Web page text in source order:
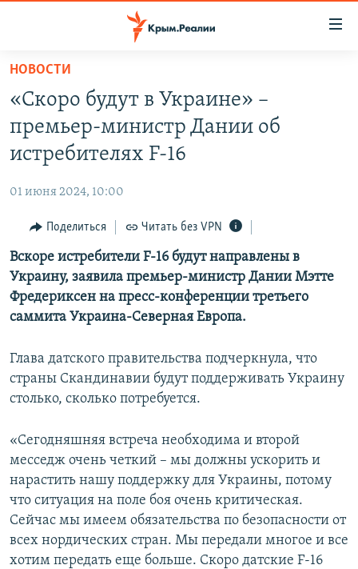
Вернуться
основному
содержанию
Вернутся
главной
Вернутся
поиску
СПЕЦПРОЕКТЫ
ГРУЗ 200
11 ЛЕТ ОККУПАЦИИ КРЫМА. 11 ИСТОРИЙ СОПРОТИВЛЕНИЯ
ВОДА
ЕЩЕ
ИНТЕРАКТИВ
ИНФОГРАФИКА
ТЕЛЕПРОЕКТ КРЫМ.РЕАЛИИ
СОВЕТЫ ПРАВОЗАЩИТНИКОВ
ПОБЕДИТЕЛЕЙ НЕ СУДЯТ?
КРЫМ.НЕПОКОРЕННЫЙ
УКРАИНСКАЯ ПРОБЛЕМА КРЫМА
РАДІО СВОБОДА
КАК ОБОЙТИ БЛОКИРОВКУ
Українською
ПРИСОЕДИНЯЙТЕСЬ!
Все сайты RFE/RL
НОВОСТИ
«Скоро будут в Украине» –
премьер-министр Дании об
истребителях F-16
01 июня 2024, 10:00
Поделиться Читать без VPN
Вскоре истребители F-16 будут направлены в
Украину, заявила премьер-министр Дании Мэтте
Фредериксен на пресс-конференции третьего
саммита Украина-Северная Европа.
Глава датского правительства подчеркнула, что
страны Скандинавии будут поддерживать Украину
столько, сколько потребуется.
«Сегодняшняя встреча необходима и второй
месседж очень четкий – мы должны ускорить и
нарастить нашу поддержку для Украины, потому
что ситуация на поле боя очень критическая.
Сейчас мы имеем обязательства по безопасности от
всех нордических стран. Мы передали многое и все
хотим передать еще больше. Скоро датские F-16